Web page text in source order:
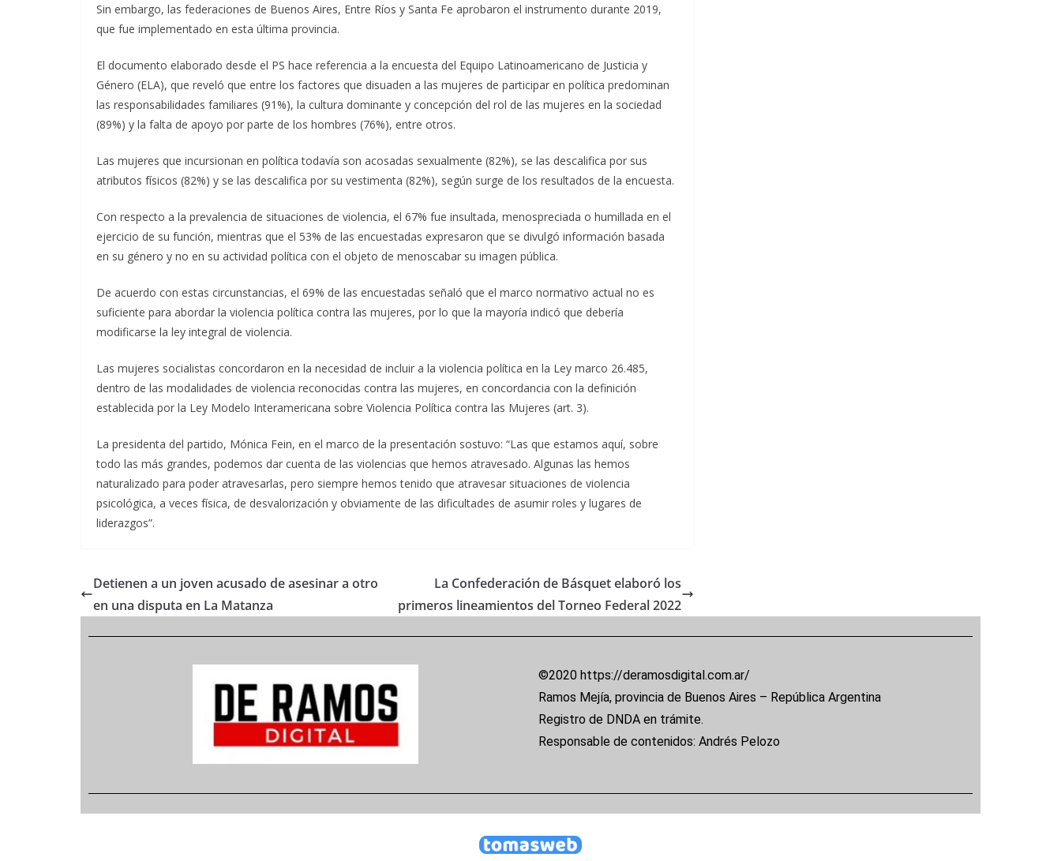
Sin embargo, las federaciones de Buenos Aires, Entre Ríos y Santa Fe aprobaron el instrumento durante 2019,
que fue implementado en esta última provincia.
El documento elaborado desde el PS hace referencia a la encuesta del Equipo Latinoamericano de Justicia y
Género (ELA), que reveló que entre los factores que disuaden a las mujeres de participar en política predominan
las responsabilidades familiares (91%), la cultura dominante y concepción del rol de las mujeres en la sociedad
(89%) y la falta de apoyo por parte de los hombres (76%), entre otros.
Las mujeres que incursionan en política todavía son acosadas sexualmente (82%), se las descalifica por sus
atributos físicos (82%) y se las descalifica por su vestimenta (82%), según surge de los resultados de la encuesta.
Con respecto a la prevalencia de situaciones de violencia, el 67% fue insultada, menospreciada o humillada en el
ejercicio de su función, mientras que el 53% de las encuestadas expresaron que se divulgó información basada
en su género y no en su actividad política con el objeto de menoscabar su imagen pública.
De acuerdo con estas circunstancias, el 69% de las encuestadas señaló que el marco normativo actual no es
suficiente para abordar la violencia política contra las mujeres, por lo que la mayoría indicó que debería
modificarse la ley integral de violencia.
Las mujeres socialistas concordaron en la necesidad de incluir a la violencia política en la Ley marco 26.485,
dentro de las modalidades de violencia reconocidas contra las mujeres, en concordancia con la definición
establecida por la Ley Modelo Interamericana sobre Violencia Política contra las Mujeres (art. 3).
La presidenta del partido, Mónica Fein, en el marco de la presentación sostuvo: “Las que estamos aquí, sobre
todo las más grandes, podemos dar cuenta de las violencias que hemos atravesado. Algunas las hemos
naturalizado para poder atravesarlas, pero siempre hemos tenido que atravesar situaciones de violencia
psicológica, a veces física, de desvalorización y obviamente de las dificultades de asumir roles y lugares de
liderazgos”.
Detienen a un joven acusado de asesinar a otro
en una disputa en La Matanza
La Confederación de Básquet elaboró los
primeros lineamientos del Torneo Federal 2022
©2020 https://deramosdigital.com.ar/
Ramos Mejía, provincia de Buenos Aires – República Argentina
Registro de DNDA en trámite.
Responsable de contenidos: Andrés Pelozo